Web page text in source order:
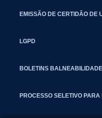
EMISSÃO DE CERTIDÃO DE
LGPD
BOLETINS
PROCESSO SELETIVO